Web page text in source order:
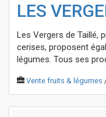
LES
Les Vergers de Taillé,
cerises, proposent
légumes. Tous ses
Vente fruits & légumes